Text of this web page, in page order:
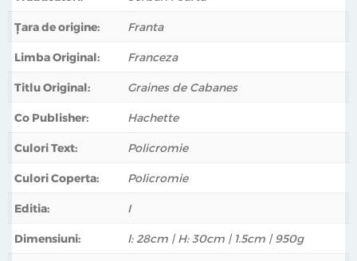
Țara de origine: Franta
Limba Original: Franceza
Titlu Original: Graines de Cabanes
Co Publisher: Hachette
Culori Text: Policromie
Culori Coperta: Policromie
Editia: I
Dimensiuni: l: 28cm | H: 30cm | 1.5cm | 950g